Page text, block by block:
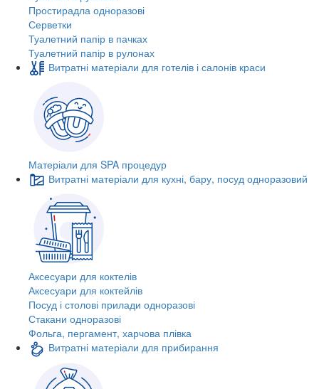
Простирадла одноразові
Серветки
Туалетний папір в пачках
Туалетний папір в рулонах
Витратні матеріали для готелів і салонів краси
Матеріали для SPA процедур
Витратні матеріали для кухні, бару, посуд одноразовий
Аксесуари для коктелів
Аксесуари для коктейлів
Посуд і столові прилади одноразові
Стакани одноразові
Фольга, пергамент, харчова плівка
Витратні матеріали для прибирання